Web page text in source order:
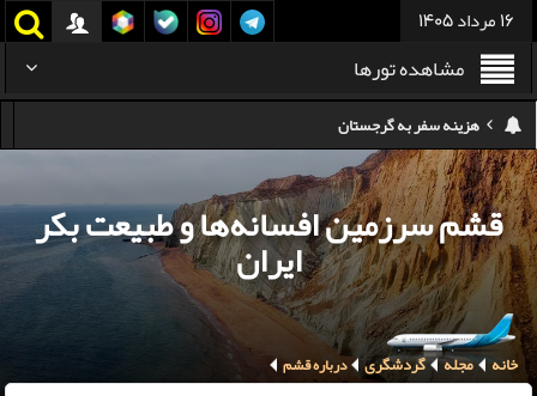
16 مرداد 1405
مشاهده تورها
هزینه سفر به گرجستان
هزینه سفر به تایلند
کدام هواپیمایی کدام ترمینال مهرآباد؟
استرداد بلیط هواپیما در شرایط جنگی
هزینه تفریحات استانبول ۲۰۲۵
سفر به ارمنستان | دیدنی‌ها و تجربیات جذاب
قشم سرزمین افسانه‌ها و طبیعت بکر
ایران
خانه مجله گردشگری درباره قشم